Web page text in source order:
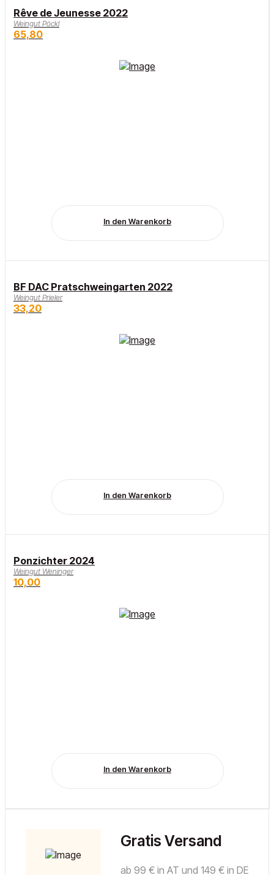
Rêve de Jeunesse 2022
Weingut Pöckl
65,80
In den Warenkorb
BF DAC Pratschweingarten 2022
Weingut Prieler
33,20
In den Warenkorb
Ponzichter 2024
Weingut Weninger
10,00
In den Warenkorb
Gratis Versand
ab 99 € in AT und 149 € in DE